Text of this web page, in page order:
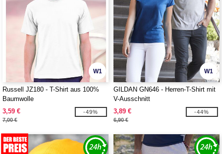
W1
Russell JZ180 - T-Shirt aus 100%
Baumwolle
3,59 €
7,00 €
-49%
W1
GILDAN GN646 - Herren-T-Shirt mit
V-Ausschnitt
3,89 €
6,90 €
-44%